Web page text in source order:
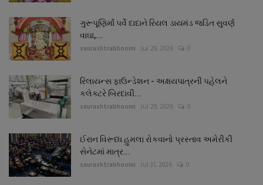
ગુરૂપૂણિર્માં પર્વે દાદાને રિયલ ડાયમંડ જડિત સુવર્ણ
વાઘા,...
saurashtrabhoomi Jul 29, 2026 0
રિલાયન્સ ફાઉન્ડેશન - અક્ષયપાત્રની પહેલને
કલેક્ટરે બિરદાવી...
saurashtrabhoomi Jul 29, 2026 0
ઈરાન વિરૂધ્ધ હુમલા રોકવાનો પ્રસ્તાવ અમેરીકી
સેનેટમાં માત્ર...
saurashtrabhoomi Jul 31, 2026 0